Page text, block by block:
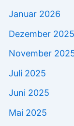
Januar 2026
Dezember 2025
November
Juli 2025
Juni 2025
Mai 2025